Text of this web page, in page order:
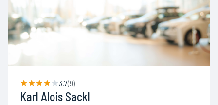
3.7(9)
Karl Alois Sackl